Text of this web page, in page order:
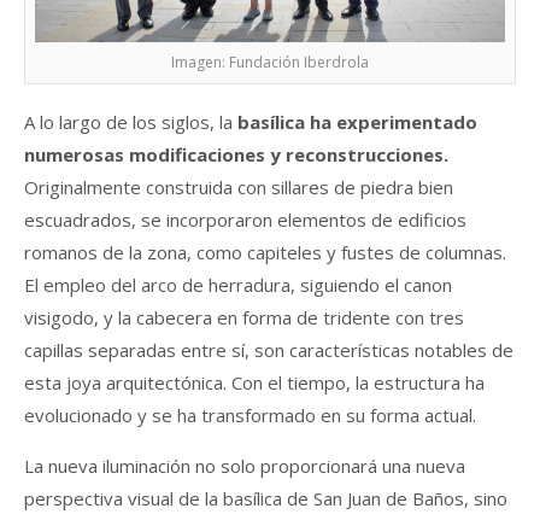
Imagen: Fundación Iberdrola
A lo largo de los siglos, la basílica ha experimentado
numerosas modificaciones y reconstrucciones.
Originalmente construida con sillares de piedra bien
escuadrados, se incorporaron elementos de edificios
romanos de la zona, como capiteles y fustes de columnas.
El empleo del arco de herradura, siguiendo el canon
visigodo, y la cabecera en forma de tridente con tres
capillas separadas entre sí, son características notables de
esta joya arquitectónica. Con el tiempo, la estructura ha
evolucionado y se ha transformado en su forma actual.
La nueva iluminación no solo proporcionará una nueva
perspectiva visual de la basílica de San Juan de Baños, sino